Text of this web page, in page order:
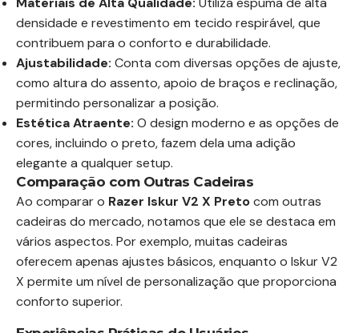
densidade e revestimento em tecido respirável, que
contribuem para o conforto e durabilidade.
Ajustabilidade: Conta com diversas opções de ajuste,
como altura do assento, apoio de braços e reclinação,
permitindo personalizar a posição.
Estética Atraente: O design moderno e as opções de
cores, incluindo o preto, fazem dela uma adição
elegante a qualquer setup.
Comparação com Outras Cadeiras
Ao comparar o Razer Iskur V2 X Pretocom outras
cadeiras do mercado, notamos que ele se destaca em
vários aspectos. Por exemplo, muitas cadeiras
oferecem apenas ajustes básicos, enquanto o Iskur V2
X permite um nível de personalização que proporciona
conforto superior.